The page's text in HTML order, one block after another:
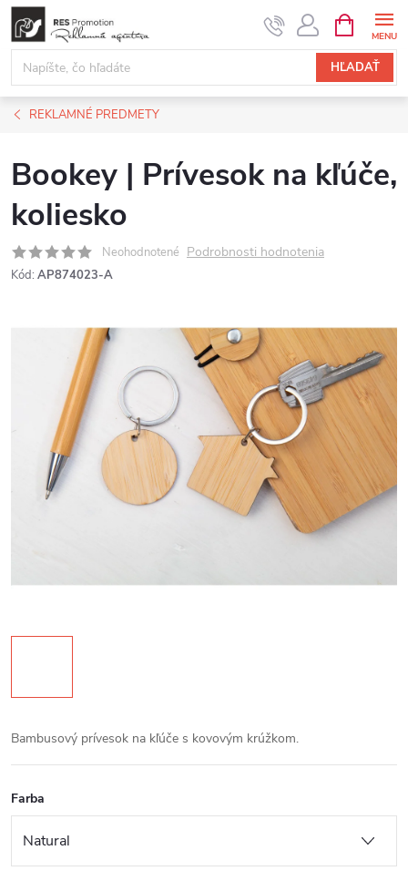
Prejsť
obsah
HĽADAŤ
KOŠÍK
REKLAMNÉ PREDMETY
Bookey | Prívesok na kľúče,
koliesko
Neohodnotené Podrobnosti hodnotenia
Kód: AP874023-A
Bambusový prívesok na kľúče s kovovým krúžkom.
Farba